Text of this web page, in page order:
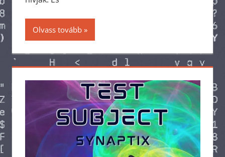
Olvass tovább